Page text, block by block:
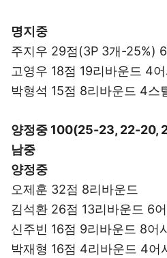
명지중
주지우 29점(3P 3개-25%)
고영우 18점 19리바운드 4
박형석 15점 8리바운드 4스
양정중 100(25-23, 22-20,
남중
양정중
오제훈 32점 8리바운드
김석환 26점 13리바운드 6
신주빈 16점 9리바운드 8어
박재형 16점 4리바운드 4어